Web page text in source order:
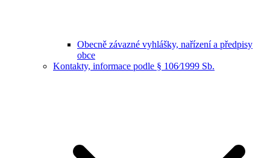
Obecně závazné vyhlášky, nařízení a předpisy
obce
Kontakty, informace podle § 106⁄1999 Sb.